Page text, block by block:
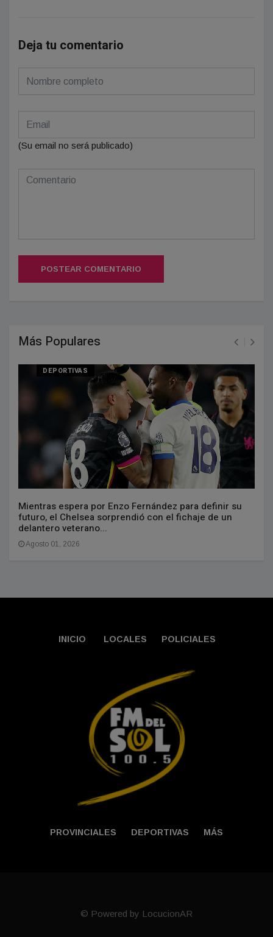
Deja tu comentario
(Su email no será publicado)
POSTEAR COMENTARIO
Más Populares
DEPORTIVAS
Mientras espera por Enzo Fernández para definir su
futuro, el Chelsea sorprendió con el fichaje de un
delantero veterano...
Agosto 01, 2026
INICIO LOCALES POLICIALES
PROVINCIALES DEPORTIVAS MÁS
© Powered by LocucionAR